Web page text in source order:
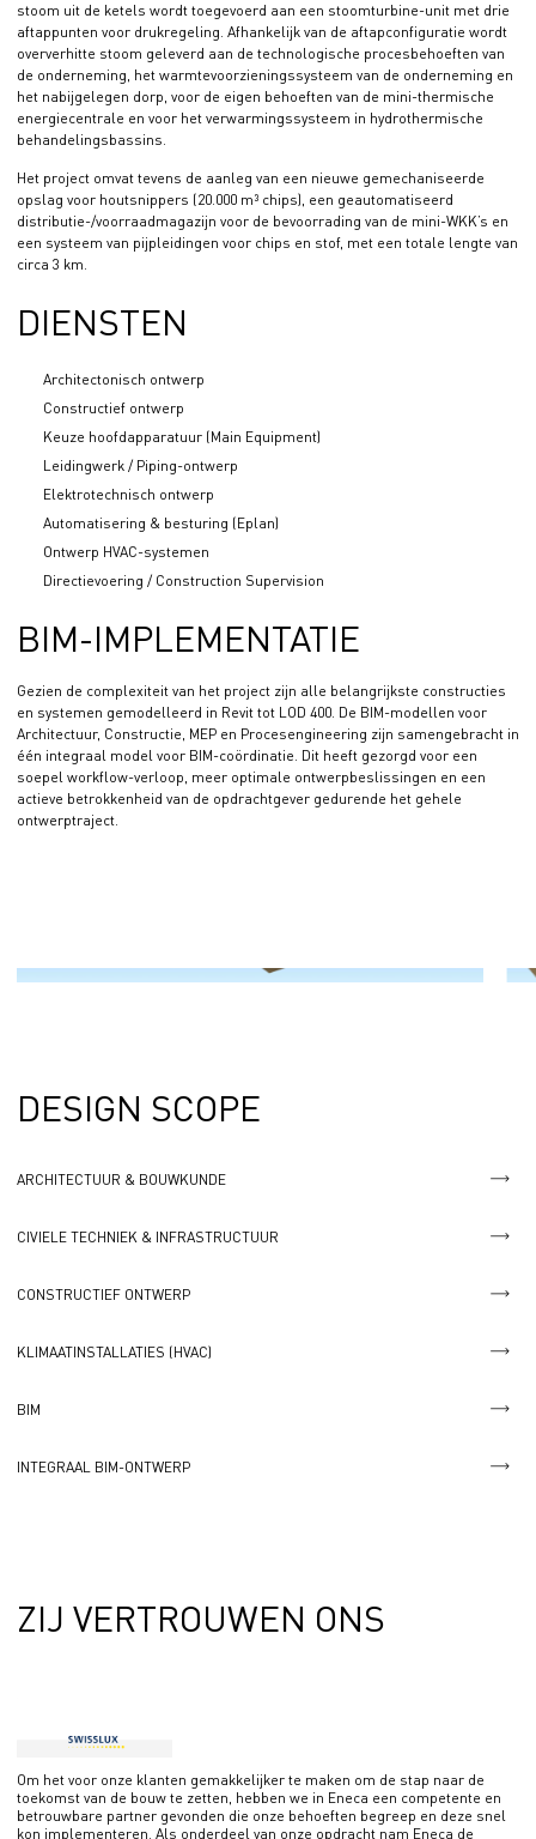
stoom uit de ketels wordt toegevoerd aan een stoomturbine-unit met drie
aftappunten voor drukregeling. Afhankelijk van de aftapconfiguratie wordt
oververhitte stoom geleverd aan de technologische procesbehoeften van
de onderneming, het warmtevoorzieningssysteem van de onderneming en
het nabijgelegen dorp, voor de eigen behoeften van de mini-thermische
energiecentrale en voor het verwarmingssysteem in hydrothermische
behandelingsbassins.
Het project omvat tevens de aanleg van een nieuwe gemechaniseerde
opslag voor houtsnippers (20.000 m³ chips), een geautomatiseerd
distributie-/voorraadmagazijn voor de bevoorrading van de mini-WKK’s en
een systeem van pijpleidingen voor chips en stof, met een totale lengte van
circa 3 km.
DIENSTEN
Architectonisch ontwerp
Constructief ontwerp
Keuze hoofdapparatuur (Main Equipment)
Leidingwerk / Piping-ontwerp
Elektrotechnisch ontwerp
Automatisering & besturing (Eplan)
Ontwerp HVAC-systemen
Directievoering / Construction Supervision
BIM-IMPLEMENTATIE
Gezien de complexiteit van het project zijn alle belangrijkste constructies
en systemen gemodelleerd in Revit tot LOD 400. De BIM-modellen voor
Architectuur, Constructie, MEP en Procesengineering zijn samengebracht in
één integraal model voor BIM-coördinatie. Dit heeft gezorgd voor een
soepel workflow-verloop, meer optimale ontwerpbeslissingen en een
actieve betrokkenheid van de opdrachtgever gedurende het gehele
ontwerptraject.
DESIGN SCOPE
ARCHITECTUUR & BOUWKUNDE
CIVIELE TECHNIEK & INFRASTRUCTUUR
CONSTRUCTIEF ONTWERP
KLIMAATINSTALLATIES (HVAC)
BIM
INTEGRAAL BIM-ONTWERP
ZIJ VERTROUWEN ONS
Om het voor onze klanten gemakkelijker te maken om de stap naar de
toekomst van de bouw te zetten, hebben we in Eneca een competente en
betrouwbare partner gevonden die onze behoeften begreep en deze snel
kon implementeren. Als onderdeel van onze opdracht nam Eneca de